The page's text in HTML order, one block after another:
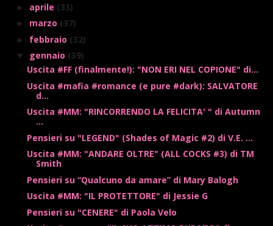
► aprile (33)
► marzo (37)
► febbraio (32)
▼ gennaio (39)
Uscita #FF (finalmente!): "NON ERI NEL COPIONE" di...
Uscita #mafia #romance (e pure #dark): SALVATORE
d...
Uscita #MM: "RINCORRENDO LA FELICITA' " di Autumn
...
Pensieri su "LEGEND" (Shades of Magic #2) di V.E. ...
Uscita #MM: "ANDARE OLTRE" (ALL COCKS #3) di TM
Smith
Pensieri su “Qualcuno da amare” di Mary Balogh
Uscita #MM: "IL PROTETTORE" di Jessie G
Pensieri su "CENERE" di Paola Velo